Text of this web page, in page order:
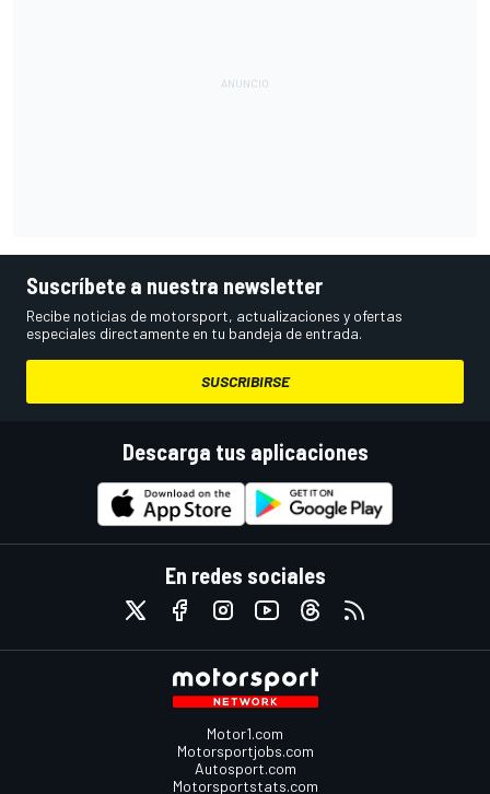
Suscríbete a nuestra newsletter
Recibe noticias de motorsport, actualizaciones y ofertas
especiales directamente en tu bandeja de entrada.
SUSCRIBIRSE
Descarga tus aplicaciones
En redes sociales
Motor1.com
Motorsportjobs.com
Autosport.com
Motorsportstats.com